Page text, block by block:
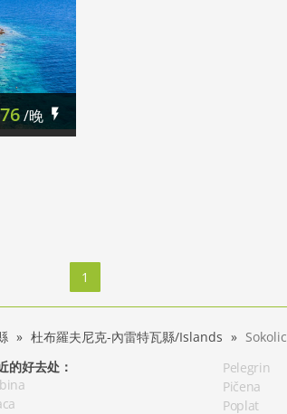
/晚
1
杜布羅夫尼克-內雷特瓦縣/Islands
Sokolic
的好去处：
Pelegrin
Pičena
Poplat